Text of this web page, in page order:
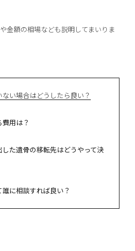
金額の相場なども説明してまいりま
い場合はどうしたら良い？
用は？
した遺骨の移転先はどうやって決
に相談すれば良い？